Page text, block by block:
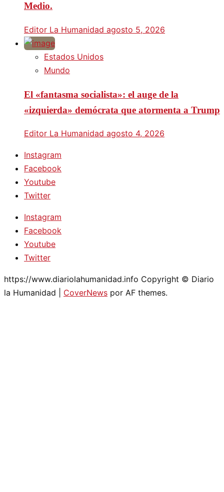
Medio.
Editor La Humanidad agosto 5, 2026
Estados Unidos
Mundo
El «fantasma socialista»: el auge de la
«izquierda» demócrata que atormenta a Trump
Editor La Humanidad agosto 4, 2026
Instagram
Facebook
Youtube
Twitter
Instagram
Facebook
Youtube
Twitter
https://www.diariolahumanidad.info Copyright © Diario
la Humanidad
CoverNews por AF themes.